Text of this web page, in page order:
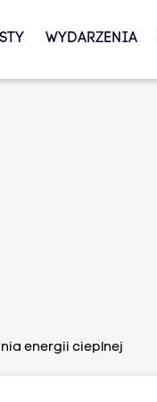
WYDARZENIA
energii cieplnej